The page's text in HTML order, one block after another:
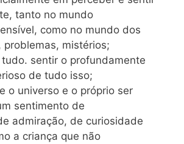
tanto no mundo
como no mundo dos
problemas, mistérios;
sentir o profundamente
de tudo isso;
o universo e o próprio ser
sentimento de
admiração, de curiosidade
a criança que não